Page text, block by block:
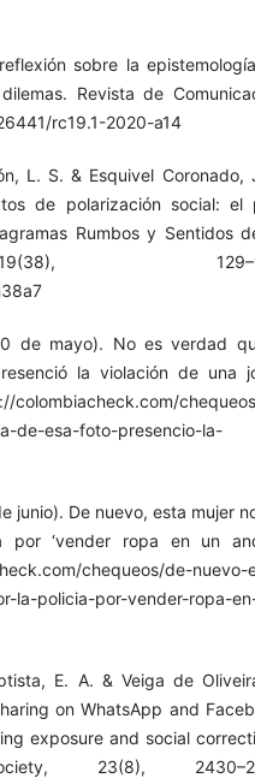
sobre la
Revista de
rc19.1-2020-a14
L. S. & Esquivel Coronado,
de polarización social: el
Rumbos y Sentidos
de mayo). No es verdad
la violación de una
colombiacheck.com/
de-esa-foto-presencio-la-
junio). De nuevo, esta mujer
‘vender ropa en un
chequeos/de-nuevo-
la-policia-por-vender-ropa-
E. A. & Veiga de
on WhatsApp and
exposure and social
23(8),